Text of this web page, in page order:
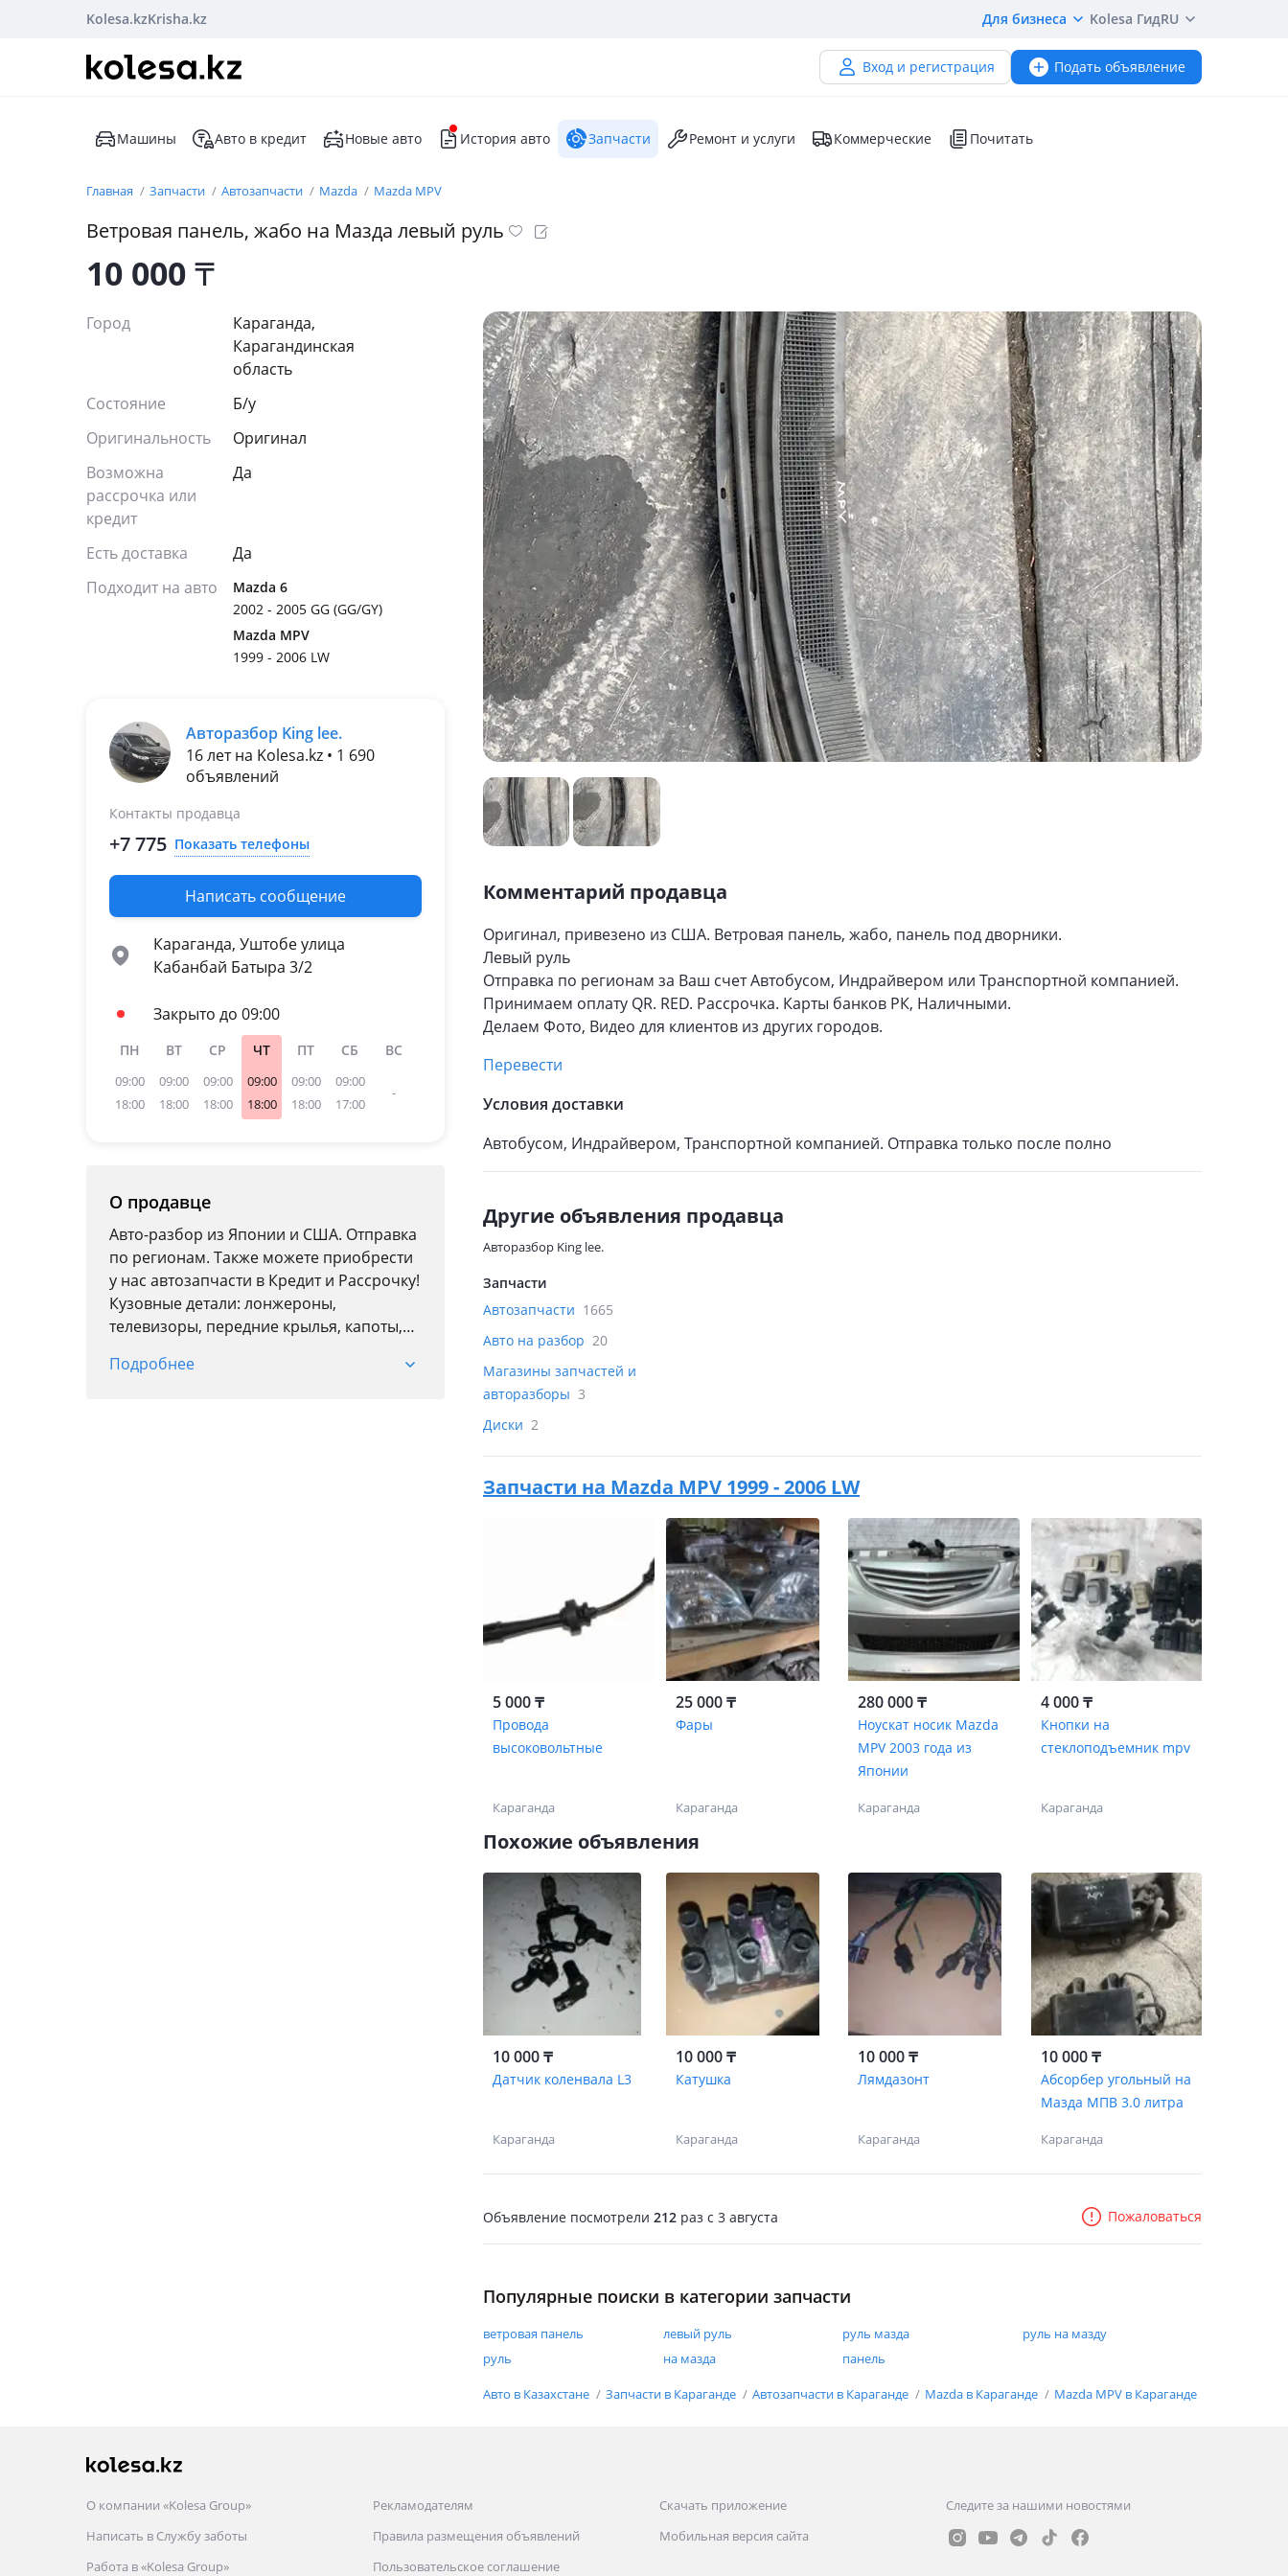
Kolesa.kzKrisha.kz Для бизнеса Kolesa ГидRU
Вход и регистрация Подать объявление
Машины Авто в кредит Новые авто История авто Запчасти Ремонт и услуги Коммерческие Почитать
Главная Запчасти Автозапчасти Mazda Mazda MPV
Ветровая панель, жабо на Мазда левый руль
10 000₸
Город
Караганда,
Карагандинская
область
Состояние
Б/y
Оригинальность
Оригинал
Возможна
рассрочка или
кредит
Да
Есть доставка
Да
Подходит на авто
Mazda 6
2002 - 2005 GG (GG/GY)
Mazda MPV
1999 - 2006 LW
Авторазбор King lee.
16 лет на Kolesa.kz • 1 690
объявлений
Контакты продавца
+7 775 Показать телефоны
Написать сообщение
Караганда, Уштобе улица
Кабанбай Батыра 3/2
Закрыто до 09:00
ПН
09:00
18:00
ВТ
09:00
18:00
СР
09:00
18:00
ЧТ
09:00
18:00
ПТ
09:00
18:00
СБ
09:00
17:00
ВС
-
О продавце
Авто-разбор из Японии и США. Отправка
по регионам. Также можете приобрести
у нас автозапчасти в Кредит и Рассрочку!
Кузовные детали: лонжероны,
телевизоры, передние крылья, капоты,
бампера, решетки, усилители бамперов.
Подробнее
Комментарий продавца
Оригинал, привезено из США. Ветровая панель, жабо, панель под дворники.
Левый руль
Отправка по регионам за Ваш счет Автобусом, Индрайвером или Транспортной компанией.
Принимаем оплату QR. RED. Рассрочка. Карты банков РК, Наличными.
Делаем Фото, Видео для клиентов из других городов.
Перевести
Условия доставки
Автобусом, Индрайвером, Транспортной компанией. Отправка только после полно
Другие объявления продавца
Авторазбор King lee.
Запчасти
Автозапчасти 1665
Авто на разбор 20
Магазины запчастей и
авторазборы 3
Диски 2
Запчасти на Mazda MPV 1999 - 2006 LW
5 000 ₸
Провода
высоковольтные
Караганда
25 000 ₸
Фары
Караганда
280 000 ₸
Ноускат носик Mazda
MPV 2003 года из
Японии
Караганда
4 000 ₸
Кнопки на
стеклоподъемник mpv
Караганда
Похожие объявления
10 000 ₸
Датчик коленвала L3
Караганда
10 000 ₸
Катушка
Караганда
10 000 ₸
Лямдазонт
Караганда
10 000 ₸
Абсорбер угольный на
Мазда МПВ 3.0 литра
Караганда
Объявление посмотрели 212 раз c 3 августа Пожаловаться
Популярные поиски в категории запчасти
ветровая панель левый руль руль мазда
руль на мазду
руль
на мазда панель
Авто в Казахстане Запчасти в Караганде Автозапчасти в Караганде Mazda в Караганде Mazda MPV в Караганде
О компании «Kolesa Group»
Написать в Службу заботы
Работа в «Kolesa Group»
Рекламодателям
Правила размещения объявлений
Пользовательское соглашение
Скачать приложение
Мобильная версия сайта
Следите за нашими новостями